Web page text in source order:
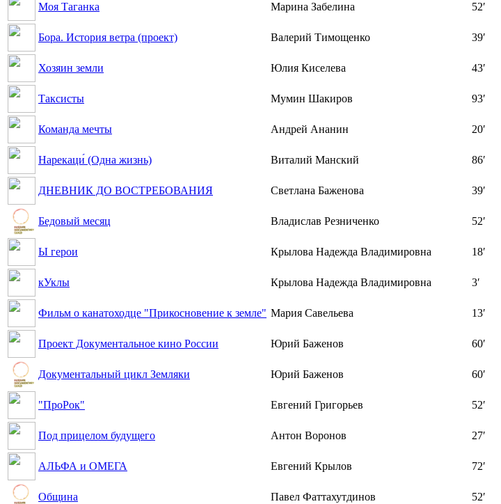
Моя Таганка Марина Забелина 52′
Бора. История ветра (проект) Валерий Тимощенко 39′
Хозяин земли Юлия Киселева 43′
Таксисты Мумин Шакиров 93′
Команда мечты Андрей Ананин 20′
Нарекаци́ (Одна жизнь) Виталий Манский 86′
ДНЕВНИК ДО ВОСТРЕБОВАНИЯ Светлана Баженова 39′
Бедовый месяц Владислав Резниченко 52′
Ы герои Крылова Надежда Владимировна 18′
кУклы Крылова Надежда Владимировна 3′
Фильм о канатоходце "Прикосновение к земле" Мария Савельева 13′
Проект Документальное кино России Юрий Баженов 60′
Документальный цикл Земляки Юрий Баженов 60′
"ПроРок" Евгений Григорьев 52′
Под прицелом будущего Антон Воронов 27′
АЛЬФА и ОМЕГА Евгений Крылов 72′
Община Павел Фаттахутдинов 52′